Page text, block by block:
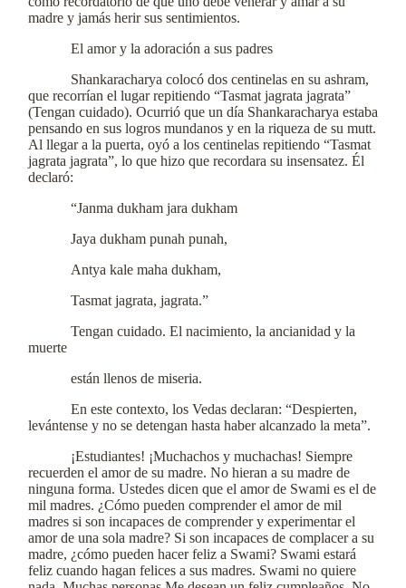
madre y jamás herir sus sentimientos.
El amor y la adoración a sus padres
Shankaracharya colocó dos centinelas en su ashram,
que recorrían el lugar repitiendo “Tasmat jagrata jagrata”
(Tengan cuidado). Ocurrió que un día Shankaracharya estaba
pensando en sus logros mundanos y en la riqueza de su mutt.
Al llegar a la puerta, oyó a los centinelas repitiendo “Tasmat
jagrata jagrata”, lo que hizo que recordara su insensatez. Él
declaró:
“Janma dukham jara dukham
Jaya dukham punah punah,
Antya kale maha dukham,
Tasmat jagrata, jagrata.”
Tengan cuidado. El nacimiento, la ancianidad y la
muerte
están llenos de miseria.
En este contexto, los Vedas declaran: “Despierten,
levántense y no se detengan hasta haber alcanzado la meta”.
¡Estudiantes! ¡Muchachos y muchachas! Siempre
recuerden el amor de su madre. No hieran a su madre de
ninguna forma. Ustedes dicen que el amor de Swami es el de
mil madres. ¿Cómo pueden comprender el amor de mil
madres si son incapaces de comprender y experimentar el
amor de una sola madre? Si son incapaces de complacer a su
madre, ¿cómo pueden hacer feliz a Swami? Swami estará
feliz cuando hagan felices a sus madres. Swami no quiere